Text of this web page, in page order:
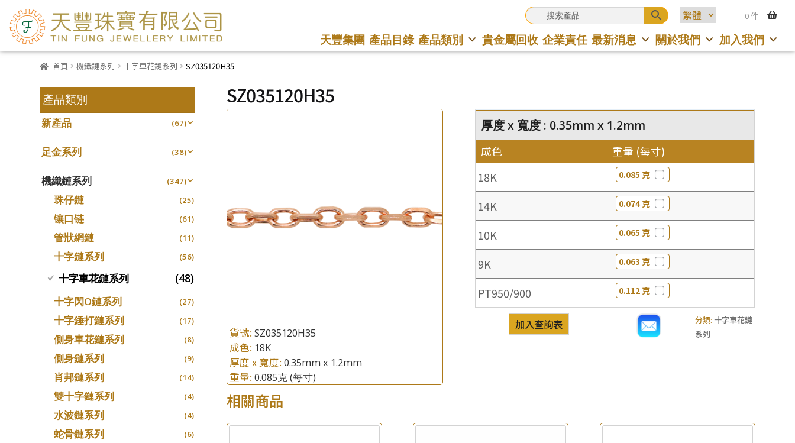
0 件
天豐集團 產品目錄 產品類別 貴金屬回收 企業責任 最新消息 關於我們 加入我們
首頁 機織鏈系列 十字車花鏈系列 SZ035120H35
SZ035120H35
產品查詢 ×
貨號: SZ035120H35
成色: 18K
厚度 x 寬度: 0.35mm x 1.2mm
重量: 0.085克(每寸)
厚度 x 寬度 : 0.35mm x 1.2mm
成色 重量 (每寸)
18K 0.085 克
14K 0.074 克
10K 0.065 克
9K 0.063 克
PT950/900 0.112 克
分類: 十字車花鏈
系列
加入查詢表
相關商品
產品類別
新產品 (67)
足金系列 (38)
機織鏈系列 (347)
珠仔鏈 (25)
镶口链 (61)
管狀網鏈 (11)
十字鏈系列 (56)
十字車花鏈系列 (48)
十字閃O鏈系列 (27)
十字錘打鏈系列 (17)
側身車花鏈系列 (8)
側身鏈系列 (9)
肖邦鏈系列 (14)
雙十字鏈系列 (4)
水波鏈系列 (4)
蛇骨鏈系列 (6)